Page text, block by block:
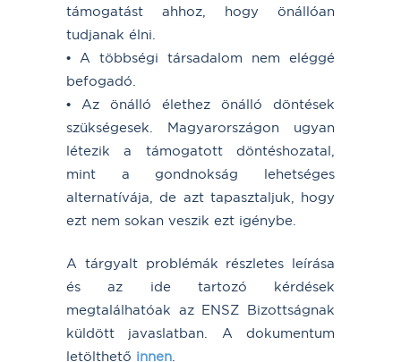
támogatást ahhoz, hogy önállóan
tudjanak élni.
• A többségi társadalom nem eléggé
befogadó.
• Az önálló élethez önálló döntések
szükségesek. Magyarországon ugyan
létezik a támogatott döntéshozatal,
mint a gondnokság lehetséges
alternatívája, de azt tapasztaljuk, hogy
ezt nem sokan veszik ezt igénybe.
A tárgyalt problémák részletes leírása
és az ide tartozó kérdések
megtalálhatóak az ENSZ Bizottságnak
küldött javaslatban. A dokumentum
letölthető innen.